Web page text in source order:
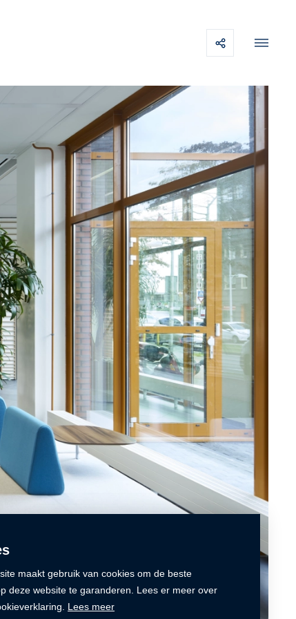
maakt gebruik van cookies om de beste
deze website te garanderen. Lees er meer over
Lees meer